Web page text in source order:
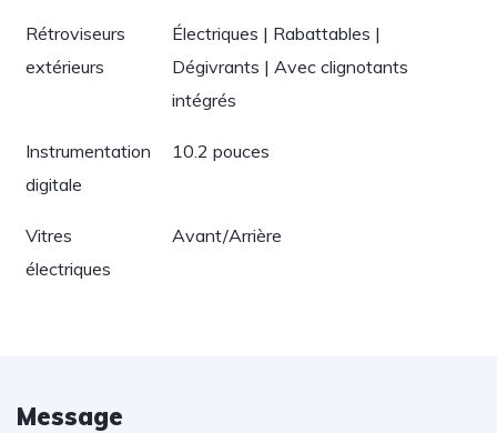
Rétroviseurs
extérieurs
Électriques | Rabattables |
Dégivrants | Avec clignotants
intégrés
Instrumentation
digitale
10.2 pouces
Vitres
électriques
Avant/Arrière
Message